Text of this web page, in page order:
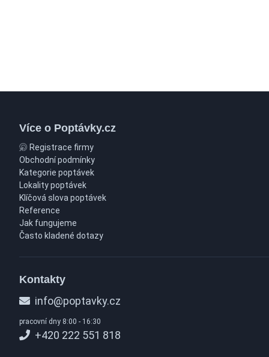
Více o Poptávky.cz
Registrace firmy
Obchodní podmínky
Kategorie poptávek
Lokality poptávek
Klíčová slova poptávek
Reference
Jak fungujeme
Často kladené dotazy
Kontakty
info@poptavky.cz
pracovní dny 8:00 - 16:30
+420 222 551 818